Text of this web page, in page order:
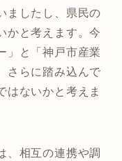
ましたし、県民の
かと考えます。今
」と「神戸市産業
さらに踏み込んで
はないかと考えま
、相互の連携や調